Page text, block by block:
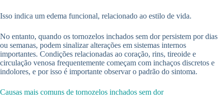
Isso indica um edema funcional, relacionado ao estilo de vida.
No entanto, quando os tornozelos inchados sem dor persistem por dias
ou semanas, podem sinalizar alterações em sistemas internos
importantes. Condições relacionadas ao coração, rins, tireoide e
circulação venosa frequentemente começam com inchaços discretos e
indolores, e por isso é importante observar o padrão do sintoma.
Causas mais comuns de tornozelos inchados sem dor